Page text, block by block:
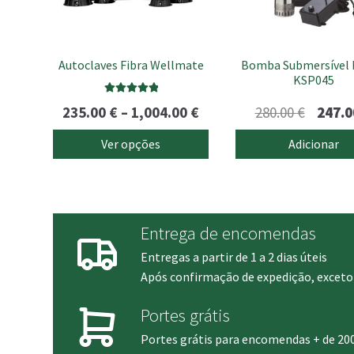
Autoclaves Fibra Wellmate
5.00 de 5
235.00 € – 1,004.00 €
range:
235.00 €
Ver opções
on
page
Bomba Submersível
KSP045
280.00€
preço
Adicionar
Entrega de encomendas
Entregas a partir de 1 a 2 dias úteis
Após confirmação de expedição,
Portes grátis
Portes grátis para encomendas + de